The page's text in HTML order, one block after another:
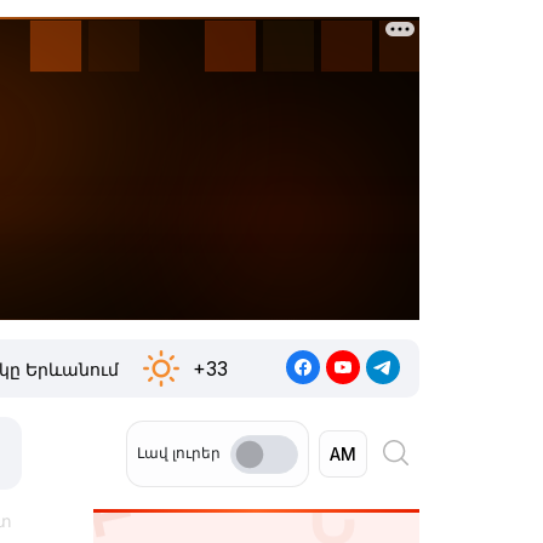
Երևանում +33
Լավ լուրեր